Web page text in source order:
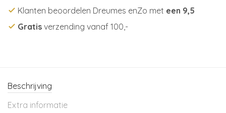
Klanten beoordelen Dreumes enZo met een 9,5
Gratis verzending vanaf 100,-
Beschrijving
Extra informatie